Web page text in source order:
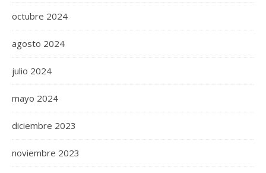
octubre 2024
agosto 2024
julio 2024
mayo 2024
diciembre 2023
noviembre 2023